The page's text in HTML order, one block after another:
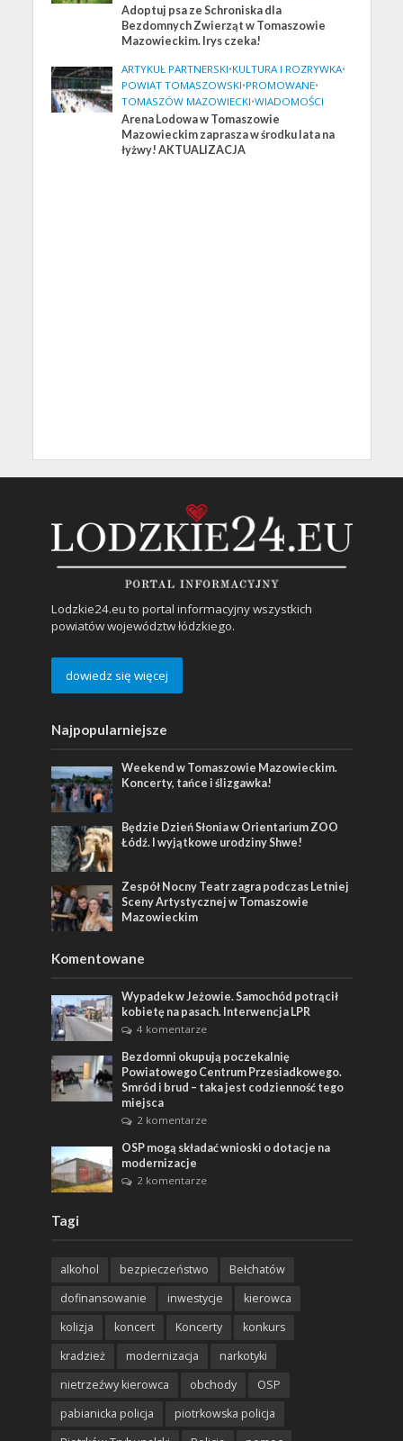
Adoptuj psa ze Schroniska dla
Bezdomnych Zwierząt w Tomaszowie
Mazowieckim. Irys czeka!
ARTYKUŁ PARTNERSKI•KULTURA I ROZRYWKA•
POWIAT TOMASZOWSKI•PROMOWANE•
TOMASZÓW MAZOWIECKI•WIADOMOŚCI
Arena Lodowa w Tomaszowie
Mazowieckim zaprasza w środku lata na
łyżwy! AKTUALIZACJA
Lodzkie24.eu to portal informacyjny wszystkich
powiatów województw łódzkiego.
dowiedz się więcej
Najpopularniejsze
Weekend w Tomaszowie Mazowieckim.
Koncerty, tańce i ślizgawka!
Będzie Dzień Słonia w Orientarium ZOO
Łódź. I wyjątkowe urodziny Shwe!
Zespół Nocny Teatr zagra podczas Letniej
Sceny Artystycznej w Tomaszowie
Mazowieckim
Komentowane
Wypadek w Jeżowie. Samochód potrącił
kobietę na pasach. Interwencja LPR
4 komentarze
Bezdomni okupują poczekalnię
Powiatowego Centrum Przesiadkowego.
Smród i brud – taka jest codzienność tego
miejsca
2 komentarze
OSP mogą składać wnioski o dotacje na
modernizacje
2 komentarze
Tagi
alkohol bezpieczeństwo
Bełchatów
dofinansowanie
inwestycje
kierowca
kolizja
koncert Koncerty
konkurs
kradzież
modernizacja
narkotyki
nietrzeźwy kierowca
obchody
OSP
pabianicka policja
piotrkowska policja